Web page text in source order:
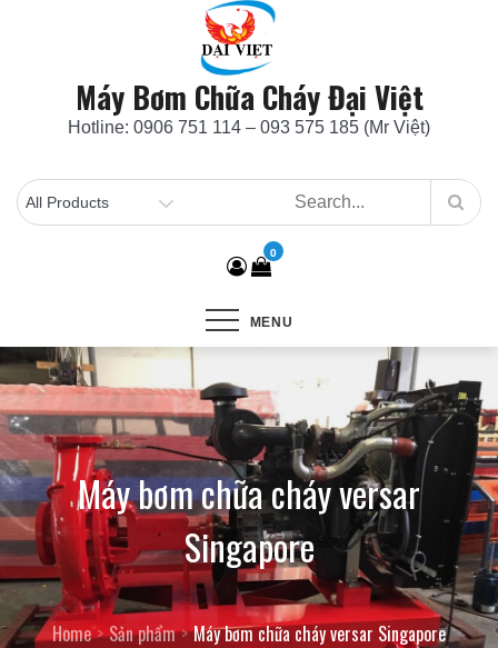
Máy Bơm Chữa Cháy Đại Việt
Hotline: 0906 751 114 – 093 575 185 (Mr Việt)
0
MENU
Máy bơm chữa cháy versar
Singapore
Home Sản phẩm Máy bơm chữa cháy versar Singapore